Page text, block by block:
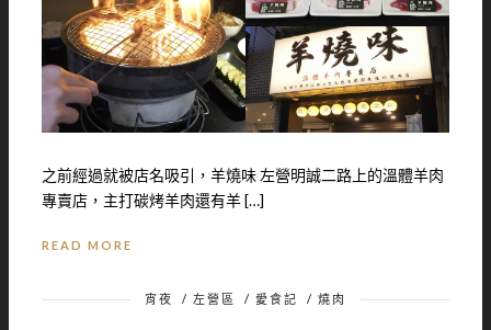
之前經過就被店名吸引，羊燒味 左營明誠二路上的溫體羊肉
專賣店，主打碳烤羊肉還有羊 […]
READ MORE
宵夜 / 左營區 / 愛食記 / 燒肉